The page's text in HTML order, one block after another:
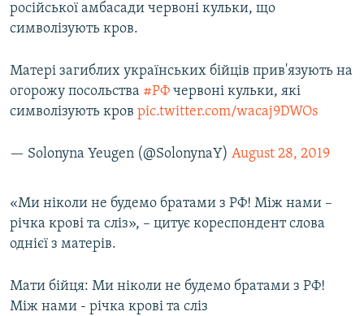
російської амбасади червоні кульки, що
символізують кров.
Матері загиблих українських бійців прив'язують на
огорожу посольства #РФ червоні кульки, які
символізують кров pic.twitter.com/wacaj9DWOs
— Solonyna Yeugen (@SolonynaY) August 28, 2019
«Ми ніколи не будемо братами з РФ! Між нами –
річка крові та сліз», – цитує кореспондент слова
однієї з матерів.
Мати бійця: Ми ніколи не будемо братами з РФ!
Між нами - річка крові та сліз